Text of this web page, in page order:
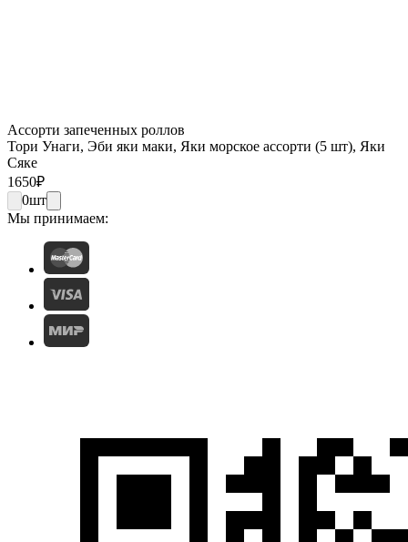
Ассорти запеченных роллов
Тори Унаги, Эби яки маки, Яки морское ассорти (5 шт), Яки
Сяке
1650₽
0шт
Мы принимаем: